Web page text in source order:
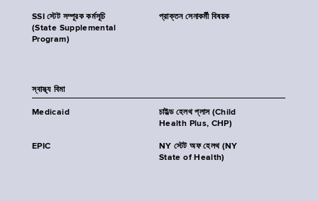
SSI স্টেট সম্পূরক কর্মসূচি
(State Supplemental
Program)
প্রাক্তন সেনাকর্মী বিষয়ক
স্বাস্থ্য বিমা
Medicaid
চাইল্ড হেলথ প্লাস (Child
Health Plus, CHP)
EPIC
NY স্টেট অফ হেলথ (NY
State of Health)